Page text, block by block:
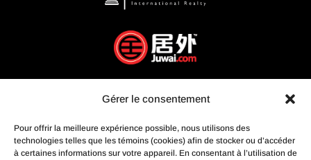
Gérer le consentement
Pour offrir la meilleure expérience possible, nous utilisons des
technologies telles que les témoins (cookies) afin de stocker ou d’accéder
à certaines informations sur votre appareil. En consentant à l’utilisation de